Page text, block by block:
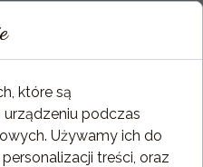
które są
podczas
Używamy ich do
treści, oraz